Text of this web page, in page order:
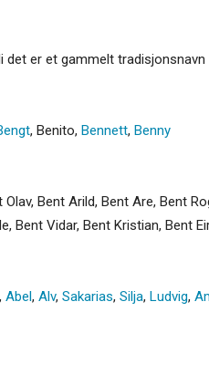
er et gammelt tradisjonsnavn
, Benito, Bennett, Benny
Bent Arild, Bent Are, Bent
Bent Vidar, Bent Kristian, Bent
, Abel, Alv, Sakarias, Silja, Ludvig,